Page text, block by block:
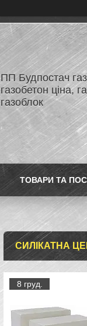
ПП Будпостач
газобетон ціна,
газоблок
ТОВАРИ ТА
СИЛІКАТНА
8 груд.